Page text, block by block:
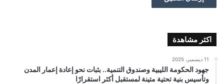
اكثر مشاهدة
11 ديسمبر، 2025
جهود الحكومة الليبية وصندوق التنمية.. بثبات نحو إعادة إعمار المدن
وتأسيس بنية تحتية متينة لمستقبل أكثر استقرارًا